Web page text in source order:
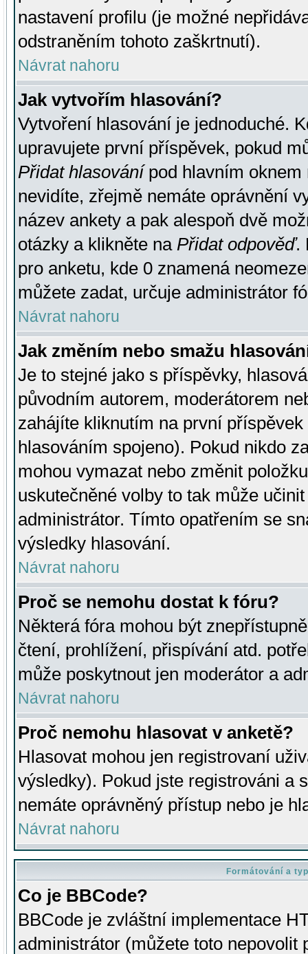
nastavení profilu (je možné
odstraněním tohoto zaškrtnutí).
Návrat nahoru
Jak vytvořím hlasování?
Vytvoření hlasování je jednoduché.
upravujete první příspěvek, pokud
Přidat hlasovánípod hlavním oknem
nevidíte, zřejmě nemáte oprávnění
název ankety a pak alespoň dvě
otázky a klikněte na Přidat odpověď.
pro anketu, kde 0 znamená
můžete zadat, určuje administrátor
Návrat nahoru
Jak změním nebo smažu
Je to stejné jako s příspěvky,
původním autorem, moderátorem
zahájíte kliknutím na první
hlasováním spojeno). Pokud nikdo
mohou vymazat nebo změnit
uskutečněné volby to tak může
administrátor. Tímto opatřením se
výsledky hlasování.
Návrat nahoru
Proč se nemohu dostat k fóru?
Některá fóra mohou být
čtení, prohlížení, přispívání atd.
může poskytnout jen moderátor a
Návrat nahoru
Proč nemohu hlasovat v anketě?
Hlasovat mohou jen registrovaní
výsledky). Pokud jste registrováni a
nemáte oprávněný přístup nebo je
Návrat nahoru
Formátování a
Co je BBCode?
BBCode je zvláštní implementace
administrátor (můžete toto